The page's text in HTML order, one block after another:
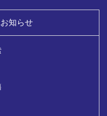
知らせ